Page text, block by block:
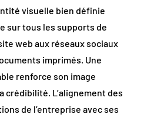
visuelle bien définie
sur tous les supports de
web aux réseaux sociaux
imprimés. Une
renforce son image
crédibilité. L’alignement des
de l’entreprise avec ses